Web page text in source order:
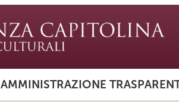
AMMINISTRAZIONE